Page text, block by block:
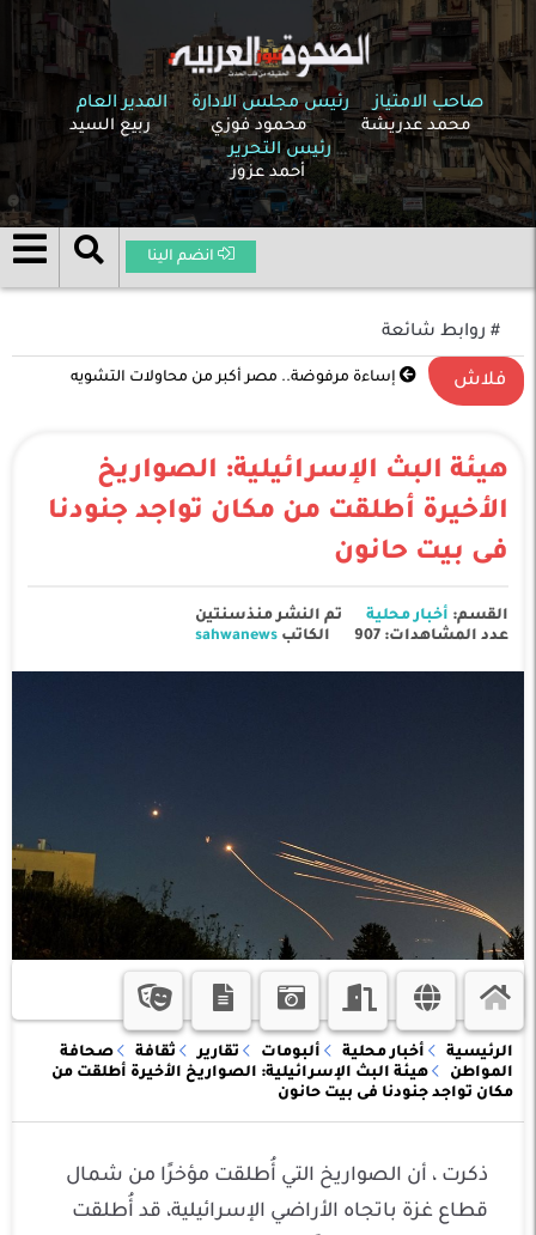
صاحب الامتياز
محمد عدريشة
رئيس مجلس الادارة
محمود فوزي
المدير العام
ربيع السيد
رئيس التحرير
أحمد عزوز
انضم الينا
# روابط شائعة
فلاش إساءة مرفوضة.. مصر أكبر من محاولات التشويه
هيئة البث الإسرائيلية: الصواريخ
الأخيرة أطلقت من مكان تواجد جنودنا
فى بيت حانون
القسم: أخبار محلية
تم النشر منذسنتين
عدد المشاهدات: 907
الكاتب sahwanews
الرئيسية أخبار محلية ألبومات تقارير ثقافة
صحافة
المواطن
هيئة البث الإسرائيلية: الصواريخ الأخيرة أطلقت من
مكان تواجد جنودنا فى بيت حانون
ذكرت ، أن الصواريخ التي أُطلقت مؤخرًا من شمال
قطاع غزة باتجاه الأراضي الإسرائيلية، قد أُطلقت